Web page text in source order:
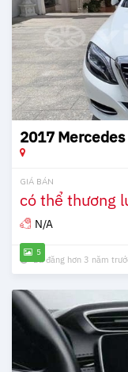
5
2017 Mercedes
GIÁ BÁN
có thể thương
N/A
Đã đăng hơn 3 năm